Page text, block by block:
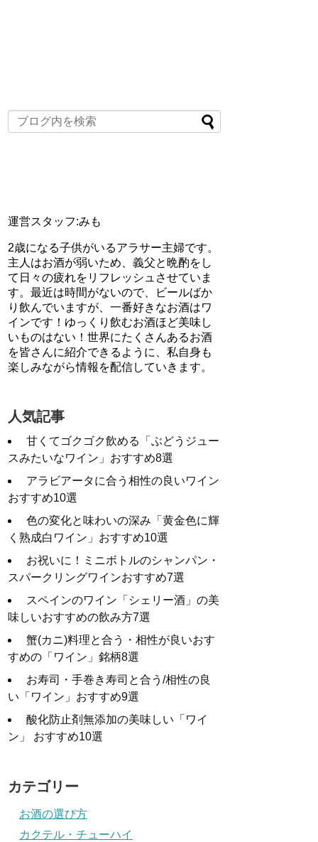
運営スタッフ:みも
2歳になる子供がいるアラサー主婦です。
主人はお酒が弱いため、義父と晩酌をし
て日々の疲れをリフレッシュさせていま
す。最近は時間がないので、ビールばか
り飲んでいますが、一番好きなお酒はワ
インです！ゆっくり飲むお酒ほど美味し
いものはない！世界にたくさんあるお酒
を皆さんに紹介できるように、私自身も
楽しみながら情報を配信していきます。
人気記事
甘くてゴクゴク飲める「ぶどうジュー
スみたいなワイン」おすすめ8選
アラビアータに合う相性の良いワイン
おすすめ10選
色の変化と味わいの深み「黄金色に輝
く熟成白ワイン」おすすめ10選
お祝いに！ミニボトルのシャンパン・
スパークリングワインおすすめ7選
スペインのワイン「シェリー酒」の美
味しいおすすめの飲み方7選
蟹(カニ)料理と合う・相性が良いおす
すめの「ワイン」銘柄8選
お寿司・手巻き寿司と合う/相性の良
い「ワイン」おすすめ9選
酸化防止剤無添加の美味しい「ワイ
ン」 おすすめ10選
カテゴリー
お酒の選び方
カクテル・チューハイ